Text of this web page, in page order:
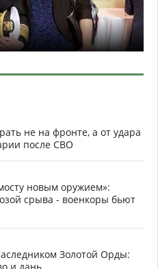
не на фронте, а от удара
после СВО
новым оружием»:
срыва - военкоры бьют
Золотой Орды: